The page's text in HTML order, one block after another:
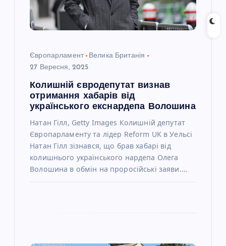
Європарламент
Велика Британія
27 Вересня, 2025
Колишній євродепутат визнав
отримання хабарів від
українського екснардепа Волошина
Натан Гілл, Getty Images Колишній депутат
Європарламенту та лідер Reform UK в Уельсі
Натан Гілл зізнався, що брав хабарі від
колишнього українського нардепа Олега
Волошина в обмін на проросійські заяви.…